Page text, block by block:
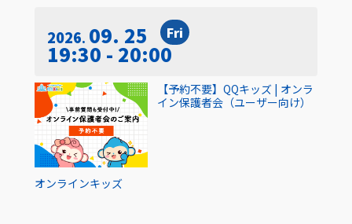
2026 09. 25 Fri
19:30 - 20:00
オンラインキッズ
【予約不要】QQキッズ | オンラ
イン保護者会（ユーザー向け）